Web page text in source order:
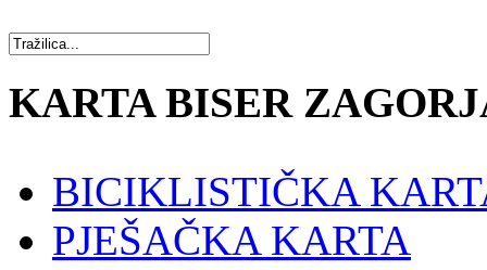
KARTA BISER
BICIKLISTIČKA
PJEŠAČKA KARTA